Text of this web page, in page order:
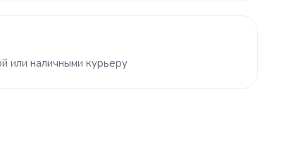
или наличными курьеру